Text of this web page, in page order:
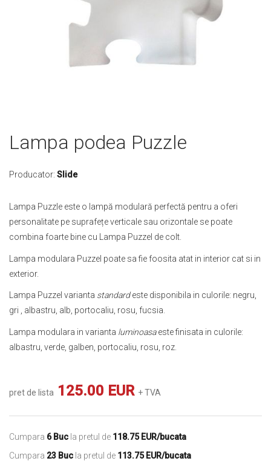
Lampa podea Puzzle
Producator: Slide
Lampa Puzzle este o lampă modulară perfectă pentru a oferi
personalitate pe suprafețe verticale sau orizontale se poate
combina foarte bine cu Lampa Puzzel de colt.
Lampa modulara Puzzel poate sa fie foosita atat in interior cat si in
exterior.
Lampa Puzzel varianta standardeste disponibila in culorile: negru,
gri , albastru, alb, portocaliu, rosu, fucsia.
Lampa modulara in varianta luminoasaeste finisata in culorile:
albastru, verde, galben, portocaliu, rosu, roz.
pret de lista 125.00 EUR + TVA
Cumpara 6 Buc la pretul de 118.75 EUR/bucata
Cumpara 23 Buc la pretul de 113.75 EUR/bucata
Skip
to
beginning
images
gallery